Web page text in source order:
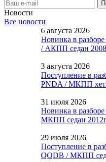
Новости
Все новости
6 августа 2026
Новинка в
/ АКПП седан
3 августа 2026
Поступление в
PNDA / МКПП
31 июля 2026
Новинка в
МКПП седан
29 июля 2026
Поступление в
QQDB / МКПП